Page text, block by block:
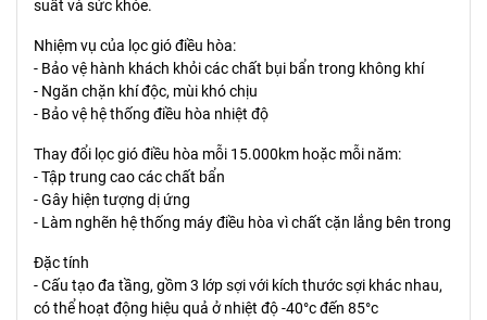
suất và sức khỏe.
Nhiệm vụ của lọc gió điều hòa:
- Bảo vệ hành khách khỏi các chất bụi bẩn trong không khí
- Ngăn chặn khí độc, mùi khó chịu
- Bảo vệ hệ thống điều hòa nhiệt độ
Thay đổi lọc gió điều hòa mỗi 15.000km hoặc mỗi năm:
- Tập trung cao các chất bẩn
- Gây hiện tượng dị ứng
- Làm nghẽn hệ thống máy điều hòa vì chất cặn lắng bên trong
Đặc tính
- Cấu tạo đa tầng, gồm 3 lớp sợi với kích thước sợi khác nhau,
có thể hoạt động hiệu quả ở nhiệt độ -40°c đến 85°c